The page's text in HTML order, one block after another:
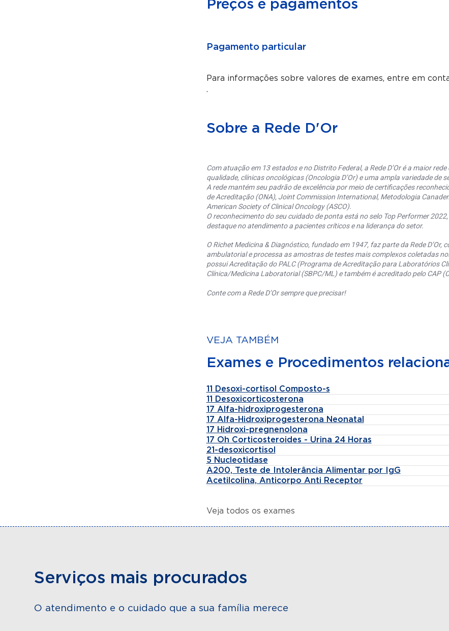
Preços e pagamentos
Pagamento particular
Para informações sobre valores de exames, entre em
.
Sobre a Rede D'Or
Com atuação em 13 estados e no Distrito Federal, a Rede D’Or é a maior
qualidade, clínicas oncológicas (Oncologia D’Or) e uma ampla variedade de
A rede mantém seu padrão de excelência por meio de certificações
de Acreditação (ONA), Joint Commission International, Metodologia
American Society of Clinical Oncology (ASCO).
O reconhecimento do seu cuidado de ponta está no selo Top Performer
destaque no atendimento a pacientes críticos e na liderança do setor.
O Richet Medicina & Diagnóstico, fundado em 1947, faz parte da Rede
ambulatorial e processa as amostras de testes mais complexos coletadas
possui Acreditação do PALC (Programa de Acreditação para Laboratórios
Clínica/Medicina Laboratorial (SBPC/ML) e também é acreditado pelo CAP
Conte com a Rede D’Or sempre que precisar!
VEJA TAMBÉM
Exames e Procedimentos
11 Desoxi-cortisol Composto-s
11 Desoxicorticosterona
17 Alfa-hidroxiprogesterona
17 Alfa-Hidroxiprogesterona Neonatal
17 Hidroxi-pregnenolona
17 Oh Corticosteroides - Urina 24 Horas
21-desoxicortisol
5 Nucleotidase
A200, Teste de Intolerância Alimentar por IgG
Acetilcolina, Anticorpo Anti Receptor
Veja todos os exames
Serviços mais procurados
O atendimento e o cuidado que a sua família merece